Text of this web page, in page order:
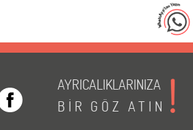
AYRICALIKLARINIZA
BİR GÖZ ATIN